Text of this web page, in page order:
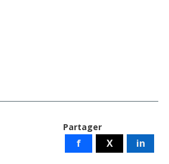
Partager
f X in